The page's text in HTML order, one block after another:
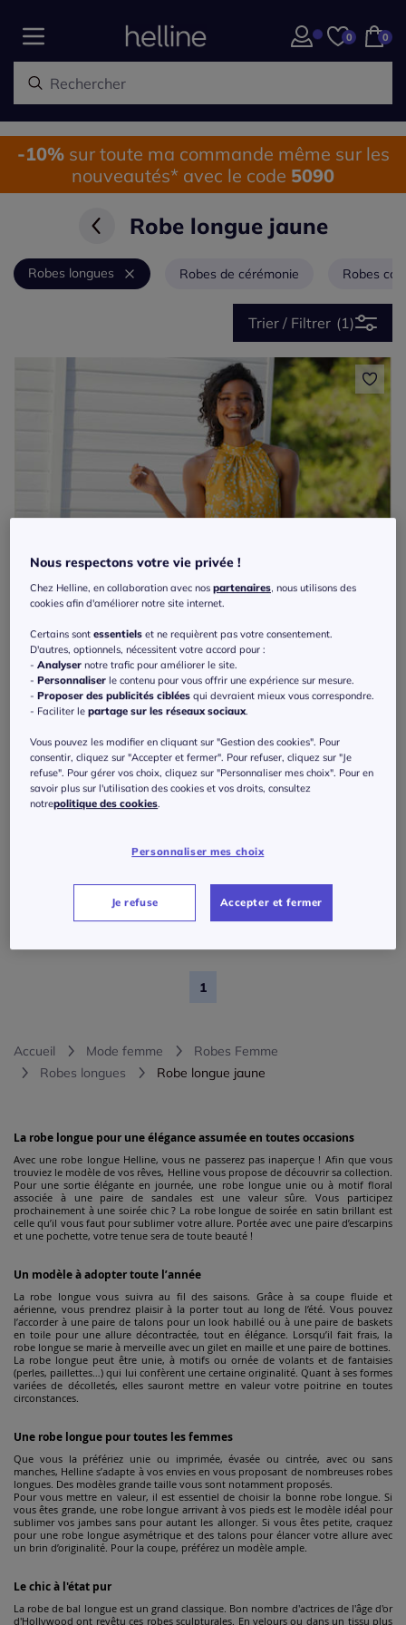
0 0
-10%sur toute ma commande même sur les
nouveautés* avec le code 5090
Robe longue jaune
Robes longues Robes de cérémonie Robes
Trier / Filtrer (1)
1
Accueil Mode femme
Robes Femme
Robes longues
Robe longue jaune
La robe longue pour une élégance assumée en toutes occasions
Avec une robe longue Helline, vous ne passerez pas inaperçue ! Afin que vous
trouviez le modèle de vos rêves, Helline vous propose de découvrir sa collection.
Pour une sortie élégante en journée, une robe longue unie ou à motif floral
associée à une paire de sandales est une valeur sûre. Vous participez
prochainement à une soirée chic ? La robe longue de soirée en satin brillant est
celle qu’il vous faut pour sublimer votre allure. Portée avec une paire d’escarpins
et une pochette, votre tenue sera de toute beauté !
Un modèle à adopter toute l’année
La robe longue vous suivra au fil des saisons. Grâce à sa coupe fluide et
aérienne, vous prendrez plaisir à la porter tout au long de l’été. Vous pouvez
l’accorder à une paire de talons pour un look habillé ou à une paire de baskets
en toile pour une allure décontractée, tout en élégance. Lorsqu’il fait frais, la
robe longue se marie à merveille avec un gilet en maille et une paire de bottines.
La robe longue peut être unie, à motifs ou ornée de volants et de fantaisies
(perles, paillettes…) qui lui confèrent une certaine originalité. Quant à ses formes
variées de décolletés, elles sauront mettre en valeur votre poitrine en toutes
circonstances.
Une robe longue pour toutes les femmes
Que vous la préfériez unie ou imprimée, évasée ou cintrée, avec ou sans
manches, Helline s’adapte à vos envies en vous proposant de nombreuses robes
longues. Des modèles grande taille vous sont notamment proposés.
Pour vous mettre en valeur, il est essentiel de choisir la bonne robe longue. Si
vous êtes grande, une robe longue arrivant à vos pieds est le modèle idéal pour
sublimer vos jambes sans pour autant les allonger. Si vous êtes petite, craquez
pour une robe longue asymétrique et des talons pour élancer votre allure avec
un brin d’originalité. Pour la coupe, préférez un modèle ample.
Le chic à l'état pur
La robe de bal longue est un grand classique. Bon nombre d'actrices de l'âge d'or
d'Hollywood ont revêtu ces robes sculpturales. En velours ou dans un tissu plus
Nous respectons votre vie privée !
Chez Helline, en collaboration avec nospartenaires, nous utilisons des
cookies afin d'améliorer notre site internet.
Certains sontessentiels et ne requièrent pas votre consentement.
D'autres, optionnels, nécessitent votre accord pour :
-Analyser notre trafic pour améliorer le site.
-Personnaliser le contenu pour vous offrir une expérience sur mesure.
-Proposer des publicités ciblées qui devraient mieux vous correspondre.
- Faciliter lepartage sur les réseaux sociaux.
Vous pouvez les modifier en cliquant sur "Gestion des cookies". Pour
consentir, cliquez sur "Accepter et fermer". Pour refuser, cliquez sur "Je
refuse". Pour gérer vos choix, cliquez sur "Personnaliser mes choix". Pour en
savoir plus sur l'utilisation des cookies et vos droits, consultez
notrepolitique des cookies.
Personnaliser mes choix
Je refuse Accepter et fermer